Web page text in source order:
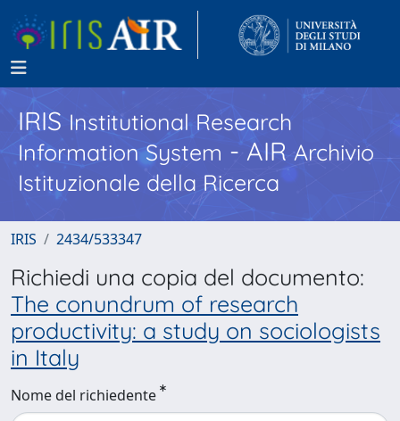
IRISInstitutional Research
Information System - AIR Archivio
Istituzionale della Ricerca
IRIS 2434/533347
Richiedi una copia del documento:
The conundrum of research
productivity: a study on sociologists
in Italy
Nome del richiedente